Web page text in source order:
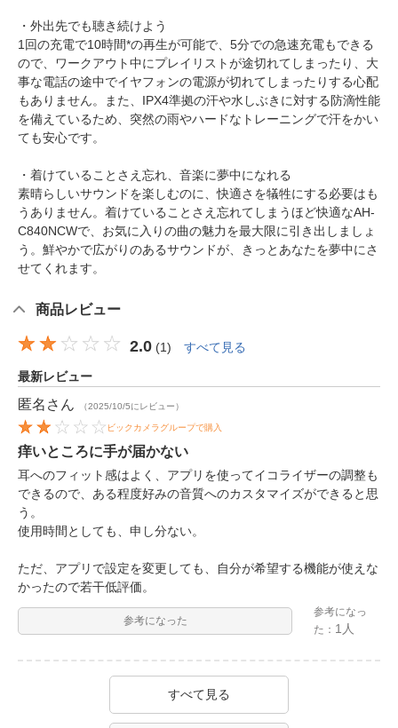
・外出先でも聴き続けよう
1回の充電で10時間*の再生が可能で、5分での急速充電もできる
ので、ワークアウト中にプレイリストが途切れてしまったり、大
事な電話の途中でイヤフォンの電源が切れてしまったりする心配
もありません。また、IPX4準拠の汗や水しぶきに対する防滴性能
を備えているため、突然の雨やハードなトレーニングで汗をかい
ても安心です。
・着けていることさえ忘れ、音楽に夢中になれる
素晴らしいサウンドを楽しむのに、快適さを犠牲にする必要はも
うありません。着けていることさえ忘れてしまうほど快適なAH-
C840NCWで、お気に入りの曲の魅力を最大限に引き出しましょ
う。鮮やかで広がりのあるサウンドが、きっとあなたを夢中にさ
せてくれます。
商品レビュー
2.0 (1) すべて見る
最新レビュー
匿名 さん （2025/10/5にレビュー）
ビックカメラグループで購入
痒いところに手が届かない
耳へのフィット感はよく、アプリを使ってイコライザーの調整も
できるので、ある程度好みの音質へのカスタマイズができると思
う。
使用時間としても、申し分ない。
ただ、アプリで設定を変更しても、自分が希望する機能が使えな
かったので若干低評価。
参考になった
参考になっ
た： 1人
すべて見る